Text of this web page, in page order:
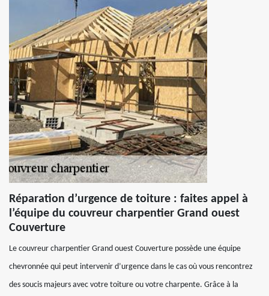
Réparation d’urgence de toiture : faites appel à
l’équipe du couvreur charpentier Grand ouest
Couverture
Le couvreur charpentier Grand ouest Couverture possède une équipe
chevronnée qui peut intervenir d’urgence dans le cas où vous rencontrez
des soucis majeurs avec votre toiture ou votre charpente. Grâce à la